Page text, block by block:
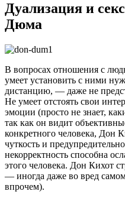
Дуализация и
Дюма
В вопросах отношения с
умеет установить с ними
дистанцию, — даже не
Не умеет отстоять свои
эмоции (просто не знает,
так как он видит
конкретного человека, Дон
чуткость и
некорректность способна
этого человека. Дон Кихот
— иногда даже во вред
впрочем).